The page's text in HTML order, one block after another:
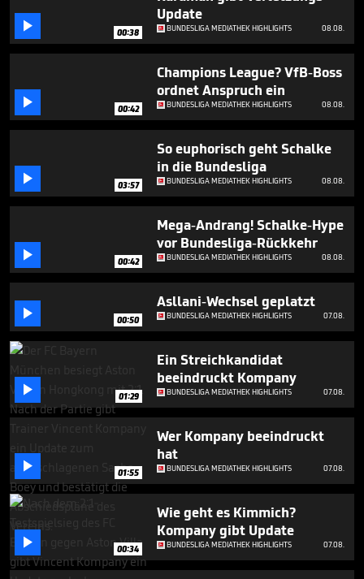
seconds
 00:38
Update
BUNDESLIGA MEDIATHEK HIGHLIGHTS 08.08.
 00:42
Champions League? VfB-Boss
ordnet Anspruch ein
BUNDESLIGA MEDIATHEK HIGHLIGHTS 08.08.
 03:57
So euphorisch geht Schalke
in die Bundesliga
BUNDESLIGA MEDIATHEK HIGHLIGHTS 08.08.
 00:42
Mega-Andrang! Schalke-Hype
vor Bundesliga-Rückkehr
BUNDESLIGA MEDIATHEK HIGHLIGHTS 08.08.
 00:50
Asllani-Wechsel geplatzt
BUNDESLIGA MEDIATHEK HIGHLIGHTS 07.08.
 01:29
Ein Streichkandidat
beeindruckt Kompany
BUNDESLIGA MEDIATHEK HIGHLIGHTS 07.08.
 01:55
Wer Kompany beeindruckt
hat
BUNDESLIGA MEDIATHEK HIGHLIGHTS 07.08.
 00:34
Wie geht es Kimmich?
Kompany gibt Update
BUNDESLIGA MEDIATHEK HIGHLIGHTS 07.08.